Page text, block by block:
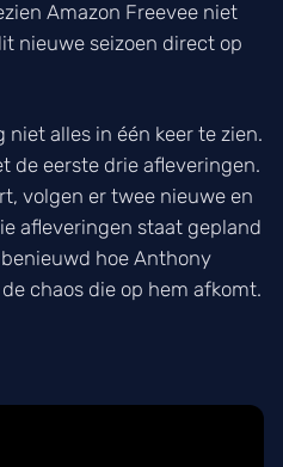
Amazon Freevee niet
nieuwe seizoen direct op
niet alles in één keer te zien.
de eerste drie afleveringen.
volgen er twee nieuwe en
afleveringen staat gepland
hoe Anthony
chaos die op hem afkomt.